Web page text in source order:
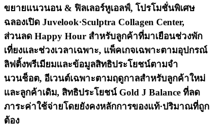
ขยายแนวนอน & ฟิลเลอร์หูเอลฟ์, โปรโมชั่นพิเศษ
ฉลองเปิด Juvelook·Sculptra Collagen Center,
ส่วนลด Happy Hour สำหรับลูกค้าที่มาเยือนช่วงพัก
เที่ยงและช่วงเวลาเฉพาะ, แพ็คเกจเฉพาะตามอุปกรณ์
ลิฟติ้งพรีเมียมและข้อมูลสิทธิประโยชน์ตามจำ
นวนช็อต, อีเวนต์เฉพาะตามฤดูกาลสำหรับลูกค้าใหม่
และลูกค้าเดิม, สิทธิประโยชน์ Gold J Balance ที่ลด
ภาระค่าใช้จ่ายโดยยังคงหลักการของแท้·ปริมาณที่ถูก
ต้อง